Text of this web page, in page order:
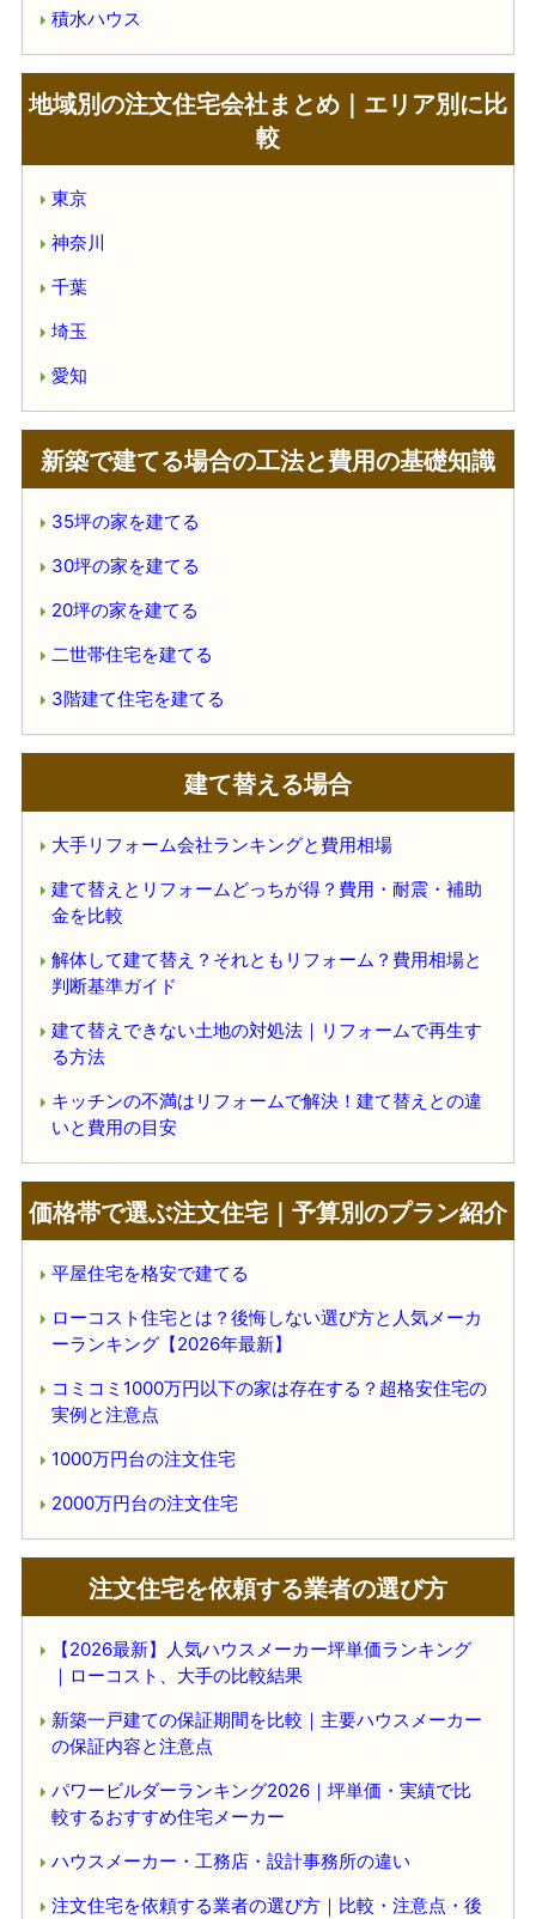
積水ハウス
地域別の注文住宅会社まとめ｜エリア別に比
較
東京
神奈川
千葉
埼玉
愛知
新築で建てる場合の工法と費用の基礎知識
35坪の家を建てる
30坪の家を建てる
20坪の家を建てる
二世帯住宅を建てる
3階建て住宅を建てる
建て替える場合
大手リフォーム会社ランキングと費用相場
建て替えとリフォームどっちが得？費用・耐震・補助
金を比較
解体して建て替え？それともリフォーム？費用相場と
判断基準ガイド
建て替えできない土地の対処法｜リフォームで再生す
る方法
キッチンの不満はリフォームで解決！建て替えとの違
いと費用の目安
価格帯で選ぶ注文住宅｜予算別のプラン紹介
平屋住宅を格安で建てる
ローコスト住宅とは？後悔しない選び方と人気メーカ
ーランキング【2026年最新】
コミコミ1000万円以下の家は存在する？超格安住宅の
実例と注意点
1000万円台の注文住宅
2000万円台の注文住宅
注文住宅を依頼する業者の選び方
【2026最新】人気ハウスメーカー坪単価ランキング
｜ローコスト、大手の比較結果
新築一戸建ての保証期間を比較｜主要ハウスメーカー
の保証内容と注意点
パワービルダーランキング2026｜坪単価・実績で比
較するおすすめ住宅メーカー
ハウスメーカー・工務店・設計事務所の違い
注文住宅を依頼する業者の選び方｜比較・注意点・後